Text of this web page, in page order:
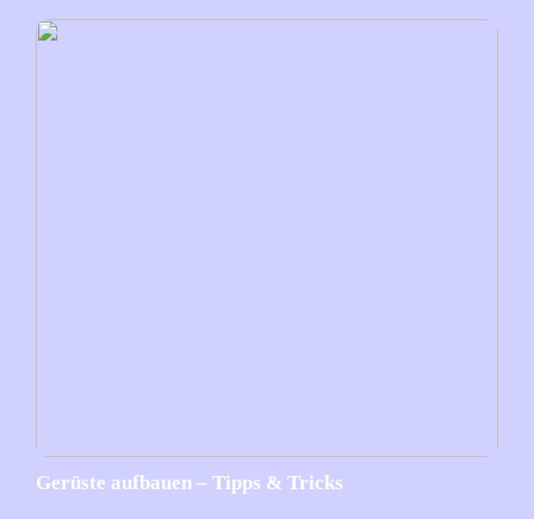
Gerüste aufbauen – Tipps & Tricks